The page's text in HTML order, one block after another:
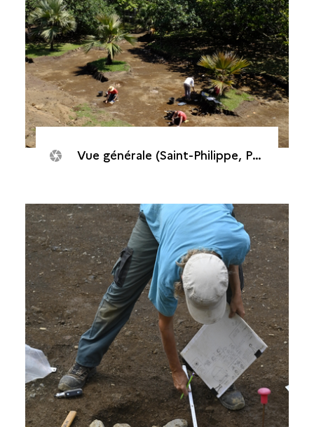
Vue générale (Saint-Philippe, Puits des Anglais, 2020)